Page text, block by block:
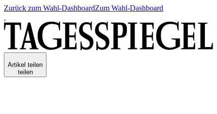
Zurück zum Wahl-DashboardZum Wahl-Dashboard
Artikel teilen
teilen